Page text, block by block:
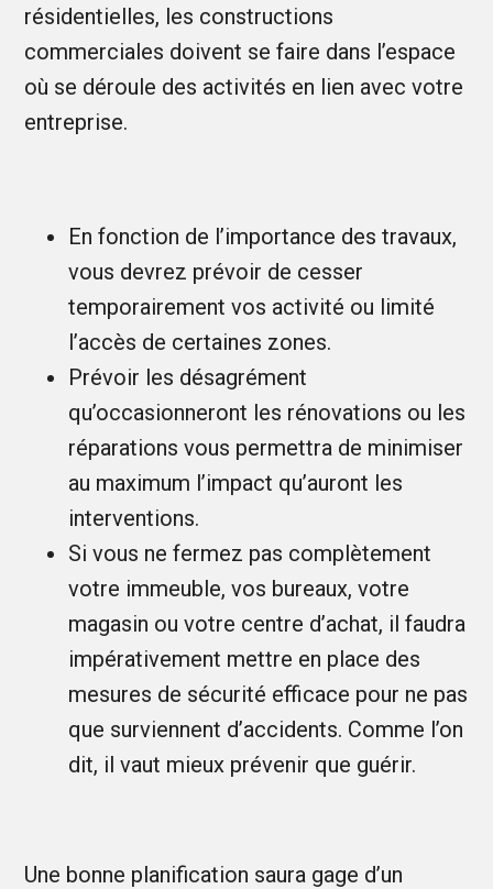
résidentielles, les constructions
commerciales doivent se faire dans l’espace
où se déroule des activités en lien avec votre
entreprise.
En fonction de l’importance des travaux,
vous devrez prévoir de cesser
temporairement vos activité ou limité
l’accès de certaines zones.
Prévoir les désagrément
qu’occasionneront les rénovations ou les
réparations vous permettra de minimiser
au maximum l’impact qu’auront les
interventions.
Si vous ne fermez pas complètement
votre immeuble, vos bureaux, votre
magasin ou votre centre d’achat, il faudra
impérativement mettre en place des
mesures de sécurité efficace pour ne pas
que surviennent d’accidents. Comme l’on
dit, il vaut mieux prévenir que guérir.
Une bonne planification saura gage d’un